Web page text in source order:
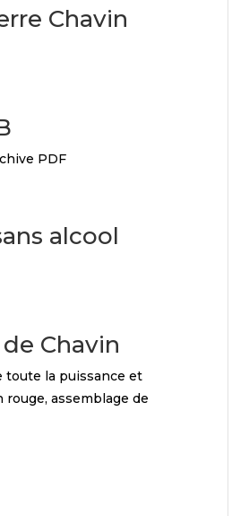
Chavin
PDF
alcool
Chavin
toute la puissance et
rouge, assemblage de